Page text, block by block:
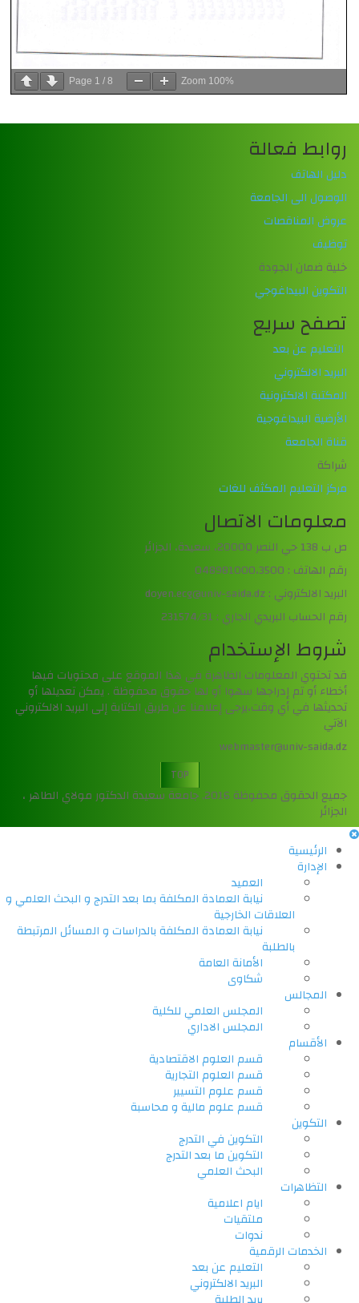
Page 1 / 8 Zoom 100%
روابط فعالة
دليل الهاتف
الوصول الى الجامعة
عروض المناقصات
توظيف
خلية ضمان الجودة
التكوين البيداغوجي
تصفح سريع
التعليم عن بعد
البريد الالكتروني
المكتبة الالكترونية
الأرضية البيداغوجية
قناة الجامعة
شراكة
مركز التعليم المكثف للغات
معلومات الاتصال
ص ب 138 حي النصر 20000، سعيدة، الجزائر
رقم الهاتف : 048981000،3500
البريد الالكتروني : doyen.ecg@univ-saida.dz
رقم الحساب البريدي الجاري : 231574/31
شروط الإستخدام
قد تحتوي المعلومات الظاهرة في هذا الموقع على محتويات فيها
أخطاء أو تم إدراجها سهوا أو لها حقوق محفوظة . يمكن تعديلها أو
تحديثها في أي وقت،يرجى إعلامنا عن طريق الكتابة إلى البريد الالكتروني
الآتي
webmaster@univ-saida.dz
TOP
جميع الحقوق محفوظة 2016, جامعة سعيدة الدكتور مولاي الطاهر ،
الجزائر
الرئيسية
الإدارة
العميد
نيابة العمادة المكلفة بما بعد التدرج و البحث العلمي و
العلاقات الخارجية
نيابة العمادة المكلفة بالدراسات و المسائل المرتبطة
بالطلبة
الأمانة العامة
شكاوى
المجالس
المجلس العلمي للكلية
المجلس الاداري
الأقسام
قسم العلوم الاقتصادية
قسم العلوم التجارية
قسم علوم التسيير
قسم علوم مالية و محاسبة
التكوين
التكوين في التدرج
التكوين ما بعد التدرج
البحث العلمي
التظاهرات
ايام اعلامية
ملتقيات
ندوات
الخدمات الرقمية
التعليم عن بعد
البريد الالكتروني